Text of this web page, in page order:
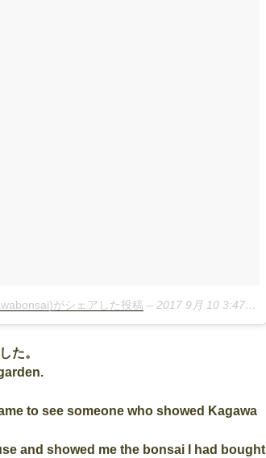
がシェアした投稿 – 2017 9月 10 3:47午前 PDT
た。
to see someone who showed Kagawa
and showed me the bonsai I had bought